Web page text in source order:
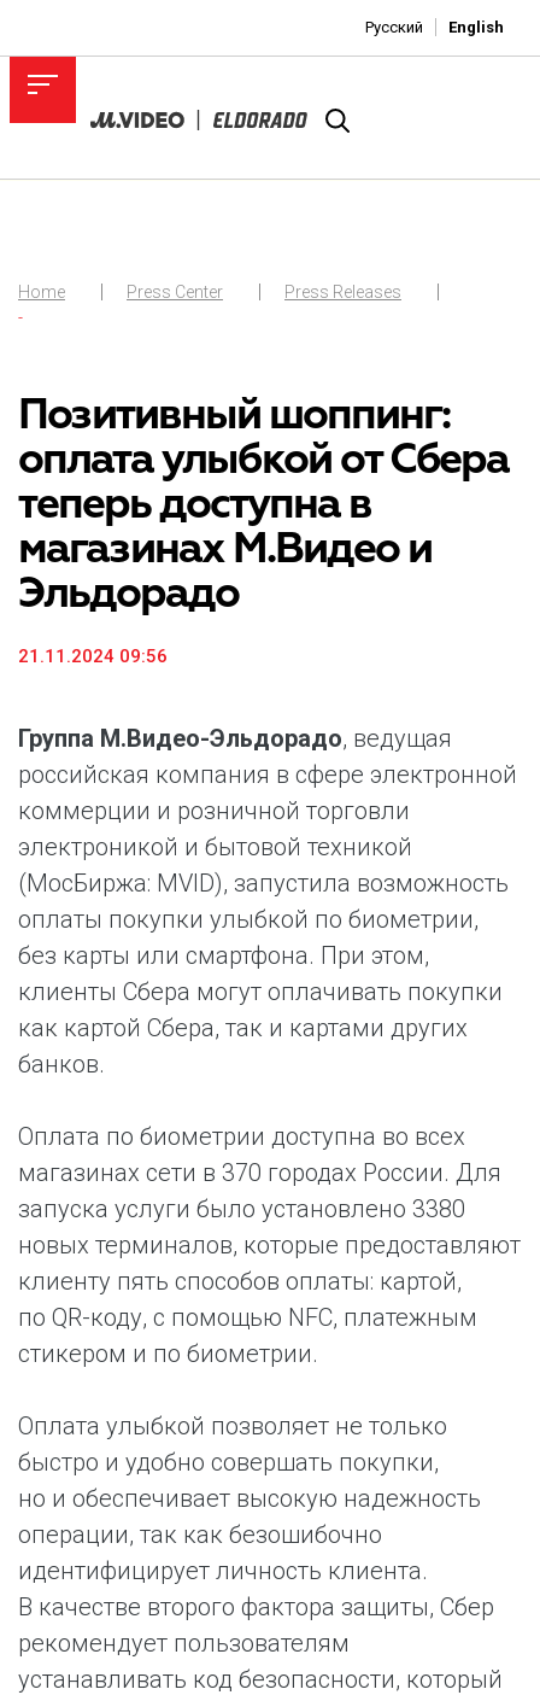
Русский English
Home Press Center
Press Releases
-
Позитивный шоппинг:
оплата улыбкой от Сбера
теперь доступна в
магазинах М.Видео и
Эльдорадо
21.11.2024 09:56
Группа М.Видео-Эльдорадо, ведущая
российская компания в сфере электронной
коммерции и розничной торговли
электроникой и бытовой техникой
(МосБиржа: MVID), запустила возможность
оплаты покупки улыбкой по биометрии,
без карты или смартфона. При этом,
клиенты Сбера могут оплачивать покупки
как картой Сбера, так и картами других
банков.
Оплата по биометрии доступна во всех
магазинах сети в 370 городах России. Для
запуска услуги было установлено 3380
новых терминалов, которые предоставляют
клиенту пять способов оплаты: картой,
по QR-коду, с помощью NFC, платежным
стикером и по биометрии.
Оплата улыбкой позволяет не только
быстро и удобно совершать покупки,
но и обеспечивает высокую надежность
операции, так как безошибочно
идентифицирует личность клиента.
В качестве второго фактора защиты, Сбер
рекомендует пользователям
устанавливать код безопасности, который